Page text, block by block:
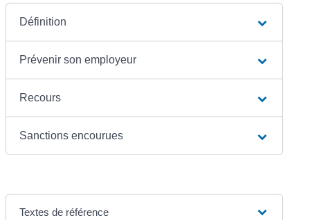
Définition
Prévenir son employeur
Recours
Sanctions encourues
Textes de référence